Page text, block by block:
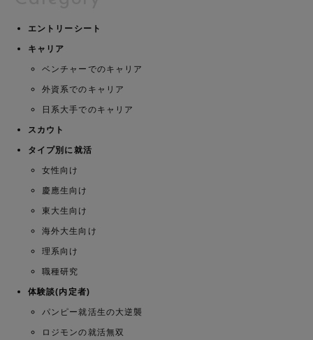
エントリーシート
キャリア
ベンチャーでのキャリア
外資系でのキャリア
日系大手でのキャリア
スカウト
タイプ別に就活
女性向け
慶應生向け
東大生向け
海外大生向け
理系向け
職種研究
体験談(内定者)
パンピー就活生の大逆襲
ロジモンの就活無双